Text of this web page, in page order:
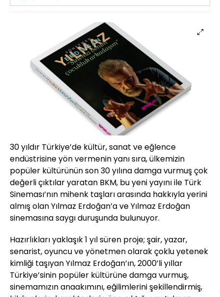
30 yıldır Türkiye’de kültür, sanat ve eğlence
endüstrisine yön vermenin yanı sıra, ülkemizin
popüler kültürünün son 30 yılına damga vurmuş çok
değerli çıktılar yaratan BKM, bu yeni yayını ile Türk
Sineması’nın mihenk taşları arasında hakkıyla yerini
almış olan Yılmaz Erdoğan’a ve Yılmaz Erdoğan
sinemasına saygı duruşunda bulunuyor.
Hazırlıkları yaklaşık 1 yıl süren proje; şair, yazar,
senarist, oyuncu ve yönetmen olarak çoklu yetenek
kimliği taşıyan Yılmaz Erdoğan’ın, 2000’li yıllar
Türkiye’sinin popüler kültürüne damga vurmuş,
sinemamızın anaakımını, eğilimlerini şekillendirmiş,